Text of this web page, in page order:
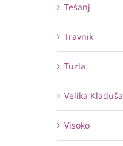
Tešanj
Travnik
Tuzla
Velika Kladuša
Visoko